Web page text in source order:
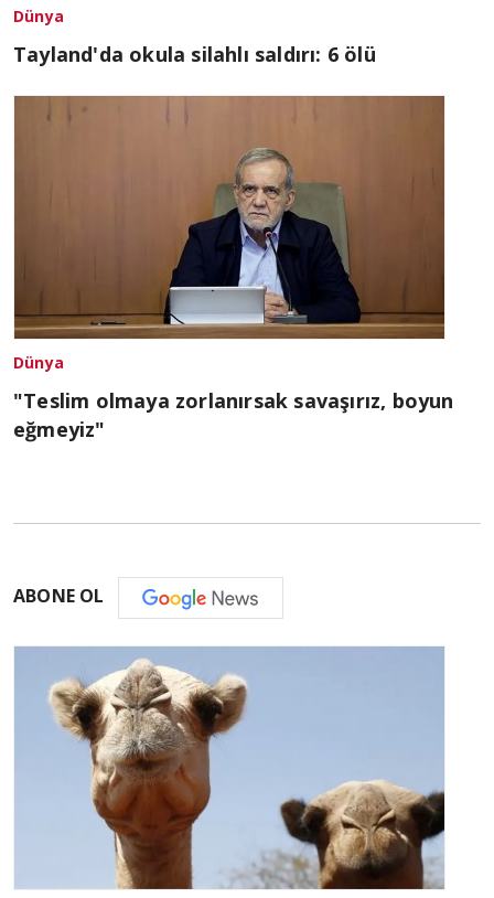
Dünya
Tayland'da okula silahlı saldırı: 6 ölü
Dünya
"Teslim olmaya zorlanırsak savaşırız, boyun
eğmeyiz"
ABONE OL